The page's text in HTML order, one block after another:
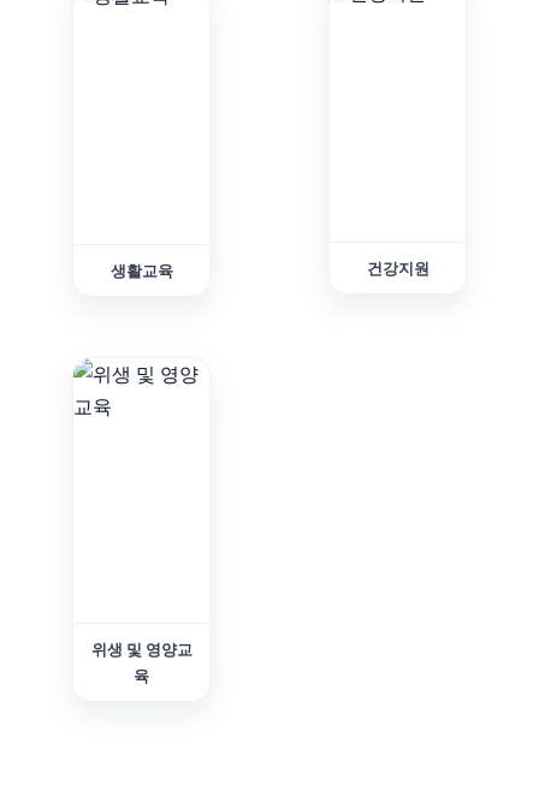
생활교육 건강지원
위생 및 영양교
육